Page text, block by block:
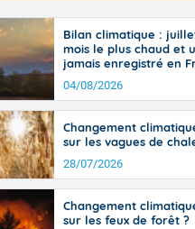
du
50-60 km/h
les
l'après-
général, 14
il fait
30 à 35
Bilan climatique :
mois le plus chaud et
jamais enregistré en
04/08/2026
Changement
sur les vagues de
28/07/2026
Changement
sur les feux de forêt ?